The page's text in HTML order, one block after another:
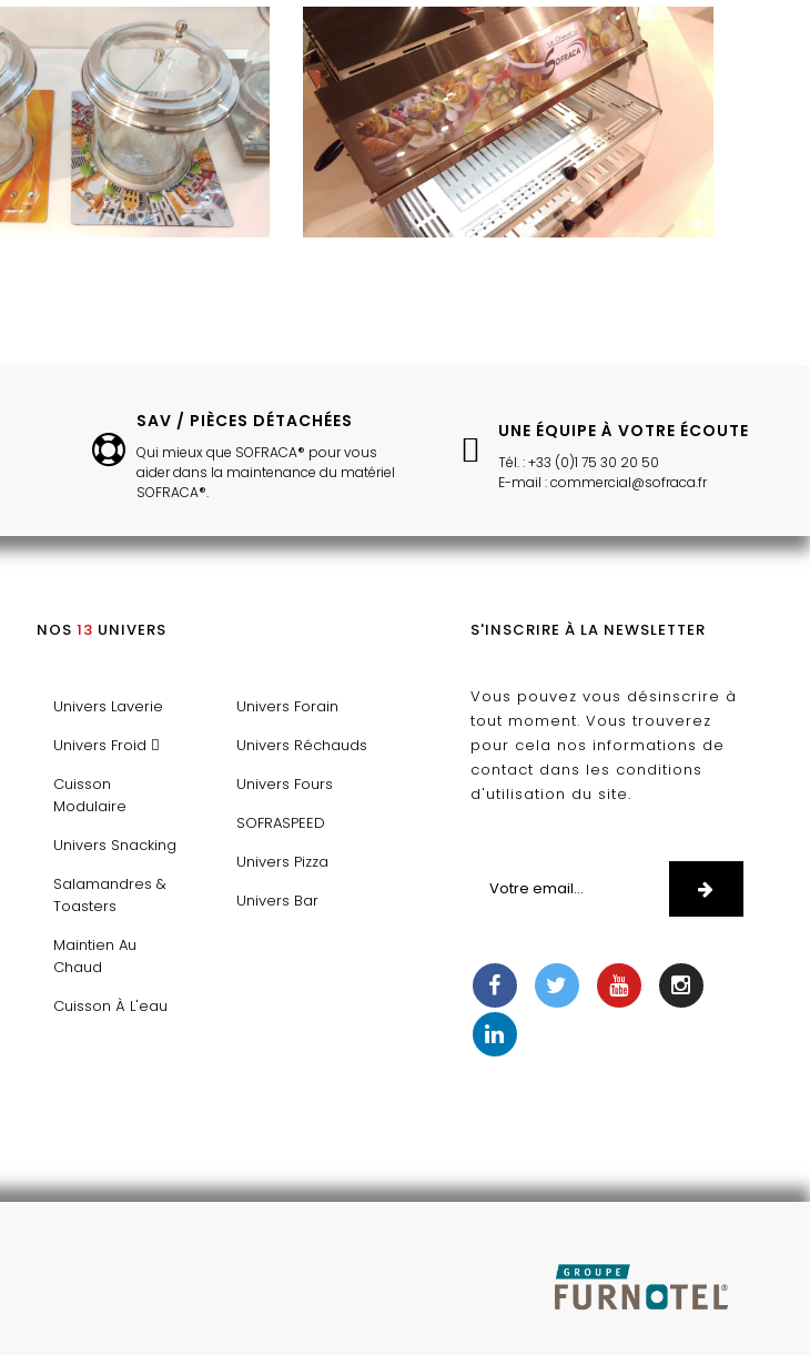
SAV / PIÈCES DÉTACHÉES
Qui mieux que SOFRACA® pour vous
aider dans la maintenance du matériel
SOFRACA®.
UNE ÉQUIPE À VOTRE ÉCOUTE
Tél. : +33 (0)1 75 30 20 50
E-mail : commercial@sofraca.fr
NOS 13 UNIVERS
Univers Laverie
Univers Froid
Cuisson
Modulaire
Univers Snacking
Salamandres &
Toasters
Maintien Au
Chaud
Cuisson À L'eau
Univers Forain
Univers Réchauds
Univers Fours
SOFRASPEED
Univers Pizza
Univers Bar
S'INSCRIRE À LA NEWSLETTER
Vous pouvez vous désinscrire à
tout moment. Vous trouverez
pour cela nos informations de
contact dans les conditions
d'utilisation du site.